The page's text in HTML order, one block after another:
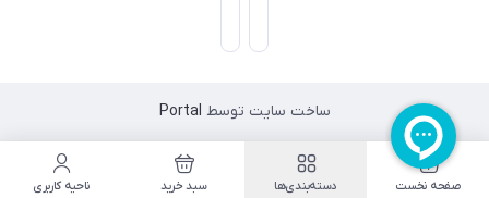
ساخت سایت توسط Portal
صفحه نخست دسته‌بندی‌ها سبد خرید ناحیه کاربری